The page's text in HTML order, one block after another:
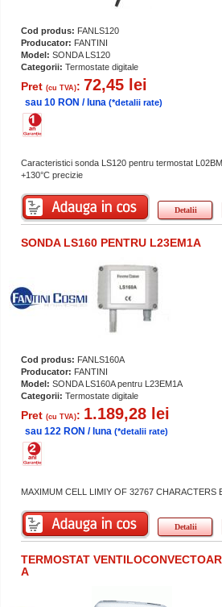
Cod produs: FANLS120
Producator: FANTINI
Model: SONDA LS120
Categorii: Termostate digitale
Pret (cu TVA): 72,45 lei
sau 10 RON / luna (*detalii rate)
Caracteristici sonda LS120 pentru termostat
+130°C precizie
Detalii
SONDA LS160 PENTRU L23EM1A
Cod produs: FANLS160A
Producator: FANTINI
Model: SONDA LS160A pentru L23EM1A
Categorii: Termostate digitale
Pret (cu TVA): 1.189,28 lei
sau 122 RON / luna (*detalii rate)
MAXIMUM CELL LIMIY OF 32767 CHARACTERS
Detalii
TERMOSTAT
A